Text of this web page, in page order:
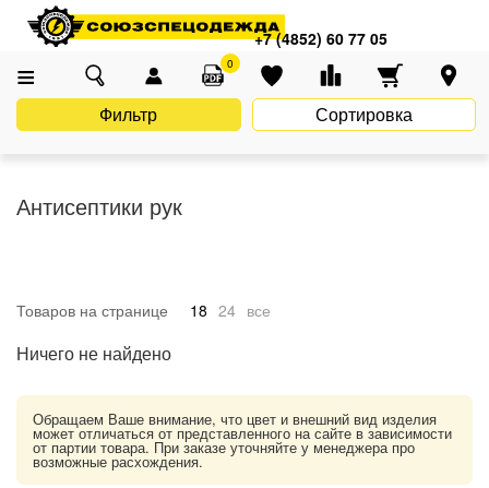
+7 (4852) 60 77 05
0
Главная Каталог
Средства индивидуальной защиты (СИЗ)
Антисептики рук
Фильтр Сортировка
Товаров на странице 18 24 все
Ничего не найдено
Обращаем Ваше внимание, что цвет и внешний вид изделия
может отличаться от представленного на сайте в зависимости
от партии товара. При заказе уточняйте у менеджера про
возможные расхождения.